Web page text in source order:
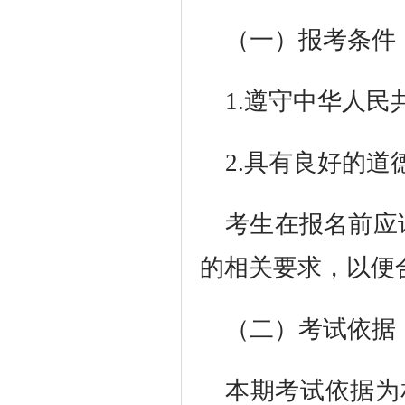
（一）报考条件
1.遵守中华人民
2.具有良好的道
考生在报名前
的相关要求，以便
（二）考试依据
本期考试依据